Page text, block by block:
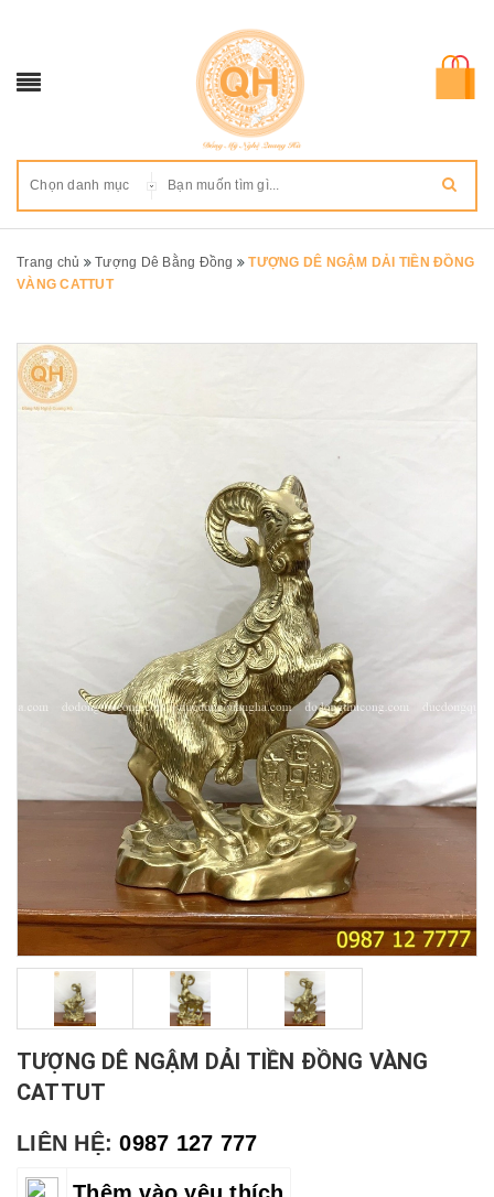
Chọn danh mục
Trang chủ Tượng Dê Bằng Đồng
TƯỢNG DÊ NGẬM DẢI TIỀN ĐỒNG
VÀNG CATTUT
TƯỢNG DÊ NGẬM DẢI TIỀN ĐỒNG VÀNG
CATTUT
LIÊN HỆ:0987 127 777